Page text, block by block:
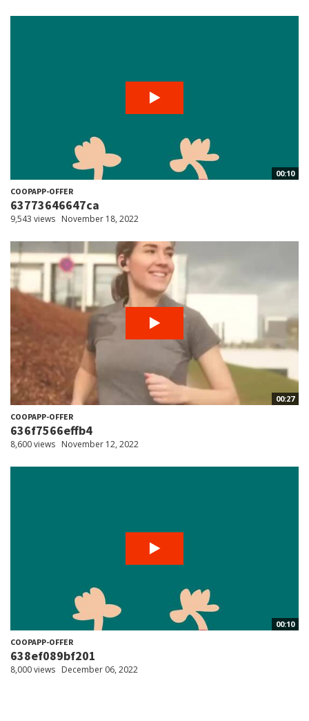
00:10
COOPAPP-OFFER
63773646647ca
9,543 views November 18, 2022
00:27
COOPAPP-OFFER
636f7566effb4
8,600 views November 12, 2022
00:10
COOPAPP-OFFER
638ef089bf201
8,000 views December 06, 2022